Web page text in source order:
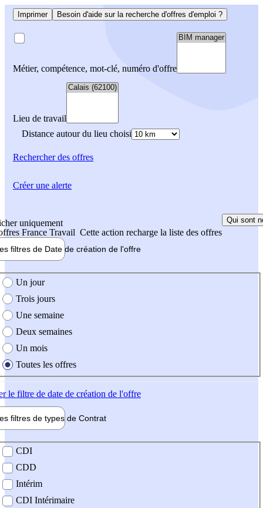
Imprimer Besoin d'aide sur la recherche d'offres d'emploi ?
Métier, compétence, mot-clé, numéro d'offre
Lieu de travail
Distance autour du lieu choisi
Rechercherdes offres
uniquement
France Travail Cette action recharge la liste des offres
Qui sont
filtres de Date de création de l'offre
création de l'offre
Un jour
Trois jours
Une semaine
Deux semaines
Un mois
Toutes les offres
le filtre de date de création de l'offre
filtres de types de Contrat
contrat
CDI
CDD
Intérim
CDI Intérimaire
Créer une alerte